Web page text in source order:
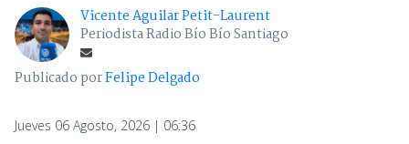
Vicente Aguilar Petit-Laurent
Periodista Radio Bío Bío Santiago
Publicado porFelipe Delgado
Jueves 06 Agosto, 2026 | 06:36